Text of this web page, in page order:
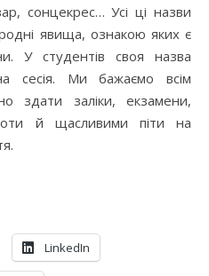
сонцекрес… Усі ці назви
явища, ознакою яких є
У студентів своя назва
сесія. Ми бажаємо всім
здати заліки, екзамени,
й щасливими піти на
LinkedIn